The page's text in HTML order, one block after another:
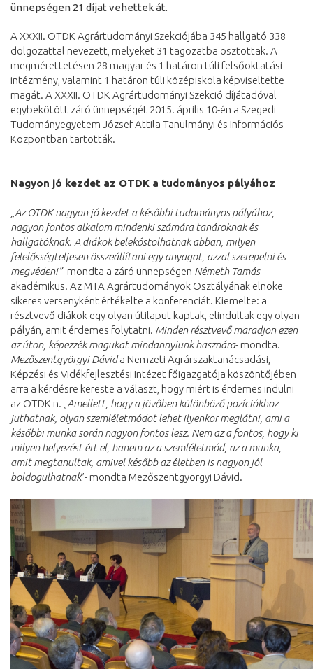
ünnepségen 21 díjat vehettek át.
A XXXII. OTDK Agrártudományi Szekciójába 345 hallgató 338
dolgozattal nevezett, melyeket 31 tagozatba osztottak. A
megmérettetésen 28 magyar és 1 határon túli felsőoktatási
intézmény, valamint 1 határon túli középiskola képviseltette
magát. A XXXII. OTDK Agrártudományi Szekció díjátadóval
egybekötött záró ünnepségét 2015. április 10-én a Szegedi
Tudományegyetem József Attila Tanulmányi és Információs
Központban tartották.
Nagyon jó kezdet az OTDK a tudományos pályához
„Az OTDK nagyon jó kezdet a későbbi tudományos pályához,
nagyon fontos alkalom mindenki számára tanároknak és
hallgatóknak. A diákok belekóstolhatnak abban, milyen
felelősségteljesen összeállítani egy anyagot, azzal szerepelni és
megvédeni”- mondta a záró ünnepségen Németh Tamás
akadémikus. Az MTA Agrártudományok Osztályának elnöke
sikeres versenyként értékelte a konferenciát. Kiemelte: a
résztvevő diákok egy olyan útilaput kaptak, elindultak egy olyan
pályán, amit érdemes folytatni. Minden résztvevő maradjon ezen
az úton, képezzék magukat mindannyiunk hasznára- mondta.
Mezőszentgyörgyi Dávida Nemzeti Agrárszaktanácsadási,
Képzési és Vidékfejlesztési Intézet főigazgatója köszöntőjében
arra a kérdésre kereste a választ, hogy miért is érdemes indulni
az OTDK-n. „ Amellett, hogy a jövőben különböző pozíciókhoz
juthatnak, olyan szemléletmódot lehet ilyenkor meglátni, ami a
későbbi munka során nagyon fontos lesz. Nem az a fontos, hogy ki
milyen helyezést ért el, hanem az a szemléletmód, az a munka,
amit megtanultak, amivel később az életben is nagyon jól
boldogulhatnak”- mondta Mezőszentgyörgyi Dávid.